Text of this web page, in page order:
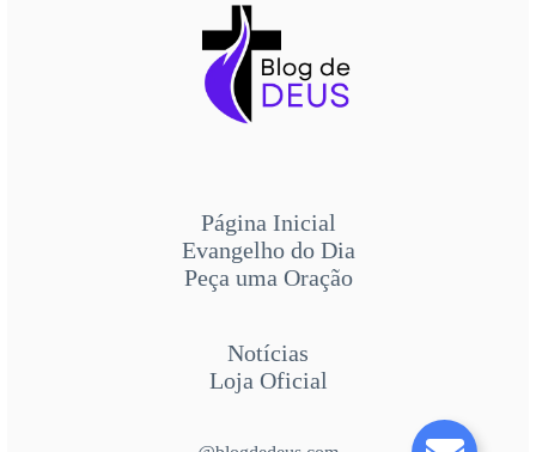
Página Inicial
Evangelho do Dia
Peça uma Oração
Notícias
Loja Oficial